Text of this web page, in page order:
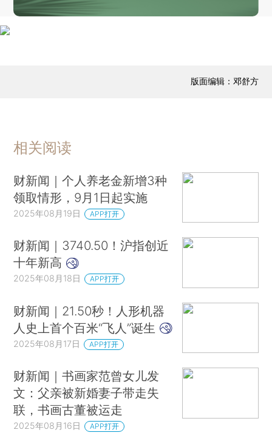
与特朗普会晤后 泽连斯基：已着手制定具体安保方案
版面编辑：邓舒方
相关阅读
财新闻｜个人养老金新增3种
领取情形，9月1日起实施
2025年08月19日 APP打开
财新闻｜3740.50！沪指创近
十年新高
2025年08月18日 APP打开
财新闻｜21.50秒！人形机器
人史上首个百米“飞人”诞生
2025年08月17日 APP打开
财新闻｜书画家范曾女儿发
文：父亲被新婚妻子带走失
联，书画古董被运走
2025年08月16日 APP打开